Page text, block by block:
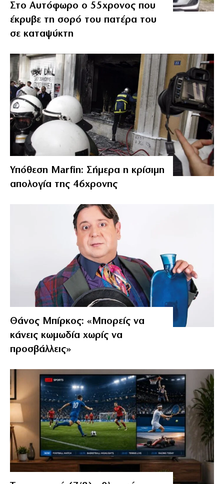
Στο Αυτόφωρο ο 55χρονος που
έκρυβε τη σορό του πατέρα του
σε καταψύκτη
Υπόθεση Marfin: Σήμερα η κρίσιμη
απολογία της 46χρονης
Θάνος Μπίρκος: «Μπορείς να
κάνεις κωμωδία χωρίς να
προσβάλλεις»